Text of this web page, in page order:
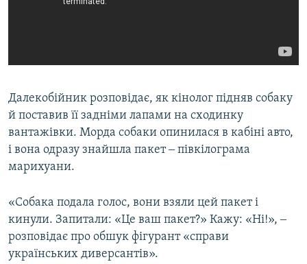
Далекобійник розповідає, як кінолог підняв собаку
й поставив її задніми лапами на сходинку
вантажівки. Морда собаки опинилася в кабіні авто,
і вона одразу знайшла пакет ‒ півкілограма
марихуани.
«Собака подала голос, вони взяли цей пакет і
кинули. Запитали: «Це ваш пакет?» Кажу: «Ні!», ‒
розповідає про обшук фігурант «справи
українських диверсантів».